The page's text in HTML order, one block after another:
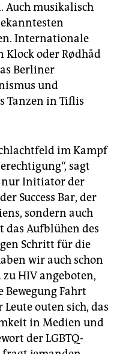
Auch musikalisch
Internationale
Klock oder Rødhåd
Berliner
und
Tanzen in Tiflis
im Kampf
sagt
nur Initiator der
Success Bar, der
sondern auch
das Aufblühen des
Schritt für die
wir auch schon
HIV angeboten,
Bewegung Fahrt
outen sich, das
in Medien und
der LGBTQ-